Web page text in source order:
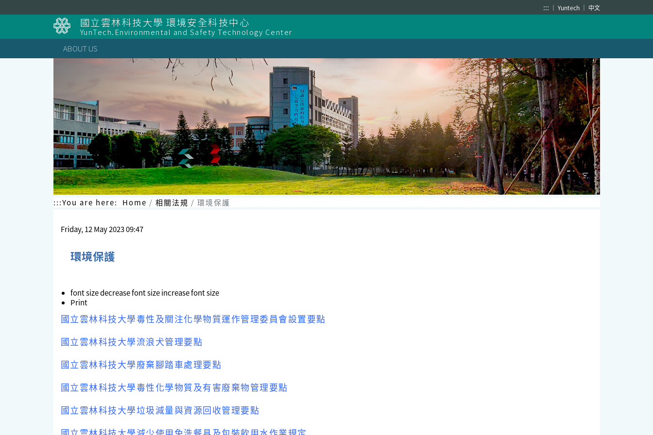
to
content
::: Yuntech 中文
國立雲林科技大學 環境安全科技中心
YunTech.Environmental and Safety Technology Center
ABOUT US
:::You are here: Home 相關法規 環境保護
Friday, 12 May 2023 09:47
環境保護
font sizedecrease font size increase font size
Print
國立雲林科技大學毒性及關注化學物質運作管理委員會設置要點
國立雲林科技大學流浪犬管理要點
國立雲林科技大學廢棄腳踏車處理要點
國立雲林科技大學毒性化學物質及有害廢棄物管理要點
國立雲林科技大學垃圾減量與資源回收管理要點